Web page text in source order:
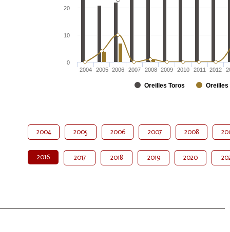
Oreilles Toros Oreilles
2004 2005 2006 2007 2008 2009 2010 2011 2012
0
10
20
2004 2005 2006 2007 2008
2016 2017 2018 2019 2020